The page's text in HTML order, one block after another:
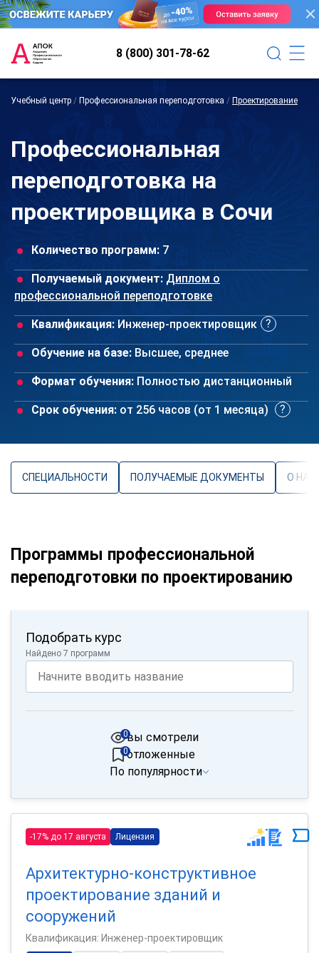
8 (800) 301-78-62
Учебный центр / Профессиональная переподготовка / Проектирование
Профессиональная
переподготовка на
проектировщика в Сочи
Количество программ: 7
Получаемый документ: Диплом о
профессиональной переподготовке
Квалификация: Инженер-проектировщик
Обучение на базе: Высшее, среднее
Формат обучения: Полностью дистанционный
Срок обучения: от 256 часов (от 1 месяца)
СПЕЦИАЛЬНОСТИ ПОЛУЧАЕМЫЕ ДОКУМЕНТЫ О
Программы профессиональной
переподготовки по проектированию
Подобрать курс
Найдено 7 программ
вы смотрели
0
отложенные
0
По популярности
-17% до 17 августа Лицензия
Архитектурно-конструктивное
проектирование зданий и
сооружений
Квалификация: Инженер-проектировщик